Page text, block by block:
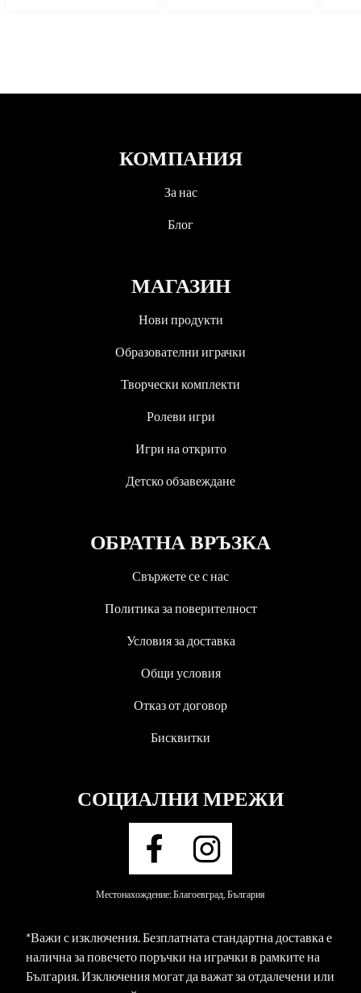
КОМПАНИЯ
За нас
Блог
МАГАЗИН
Нови продукти
Образователни играчки
Творчески комплекти
Ролеви игри
Игри на открито
Детско обзавеждане
ОБРАТНА ВРЪЗКА
Свържете се с нас
Политика за поверителност
Условия за доставка
Общи условия
Отказ от договор
Бисквитки
СОЦИАЛНИ МРЕЖИ
Местонахождение: Благоевград, България
*Важи с изключения. Безплатната стандартна доставка е
налична за повечето поръчки на играчки в рамките на
България. Изключения могат да важат за отдалечени или